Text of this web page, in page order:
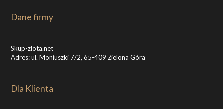
Dane firmy
Skup-zlota.net
Adres: ul. Moniuszki 7/2, 65-409 Zielona Góra
Dla Klienta